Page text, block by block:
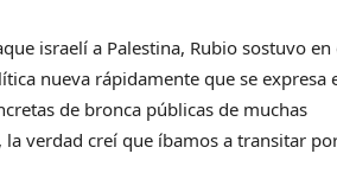
israelí a Palestina, Rubio sostuvo en
nueva rápidamente que se expresa
de bronca públicas de muchas
verdad creí que íbamos a transitar